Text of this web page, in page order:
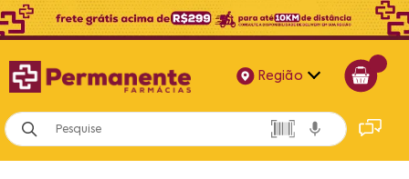
Região
Alagoas
Bahia